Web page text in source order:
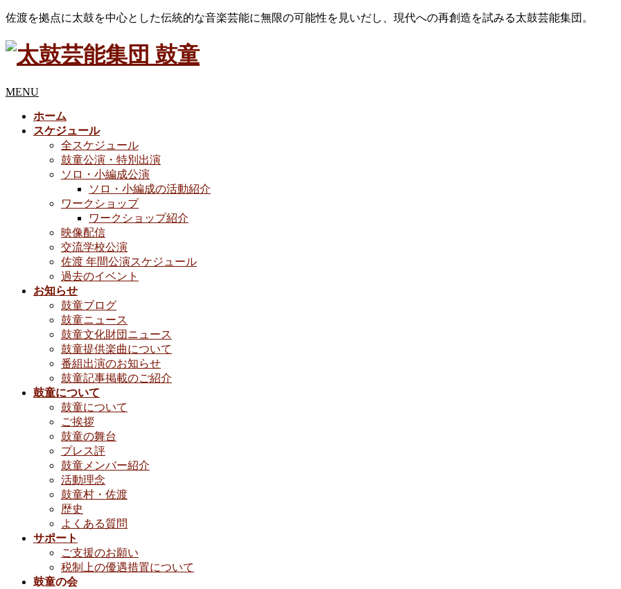
佐渡を拠点に太鼓を中心とした伝統的な音楽芸能に無限の可能性を見いだし、現代への再創造を試みる太鼓芸能集団。
MENU
ホーム
スケジュール
全スケジュール
鼓童公演・特別出演
ソロ・小編成公演
ソロ・小編成の活動紹介
ワークショップ
ワークショップ紹介
映像配信
交流学校公演
佐渡 年間公演スケジュール
過去のイベント
お知らせ
鼓童ブログ
鼓童ニュース
鼓童文化財団ニュース
鼓童提供楽曲について
番組出演のお知らせ
鼓童記事掲載のご紹介
鼓童について
鼓童について
ご挨拶
鼓童の舞台
プレス評
鼓童メンバー紹介
活動理念
鼓童村・佐渡
歴史
よくある質問
サポート
ご支援のお願い
税制上の優遇措置について
鼓童の会